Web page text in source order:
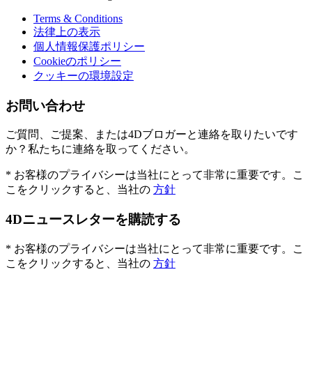
Terms & Conditions
法律上の表示
個人情報保護ポリシー
Cookieのポリシー
クッキーの環境設定
お問い合わせ
ご質問、ご提案、または4Dブロガーと連絡を取りたいです
か？私たちに連絡を取ってください。
* お客様のプライバシーは当社にとって非常に重要です。こ
こをクリックすると、当社の 方針
4Dニュースレターを購読する
* お客様のプライバシーは当社にとって非常に重要です。こ
こをクリックすると、当社の 方針